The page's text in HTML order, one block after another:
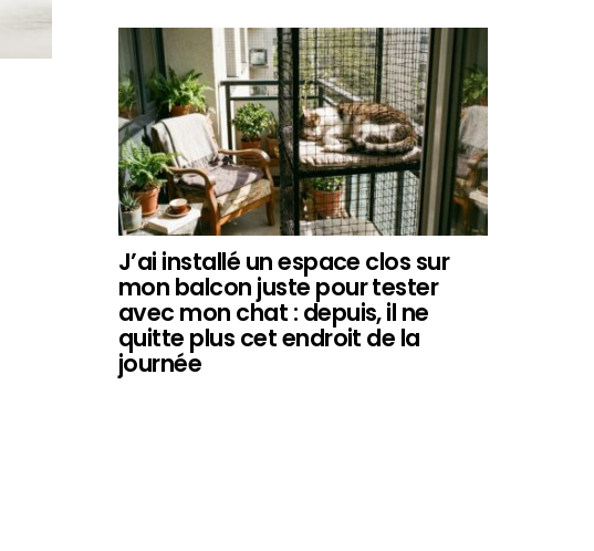
J’ai installé un espace clos sur
mon balcon juste pour tester
avec mon chat : depuis, il ne
quitte plus cet endroit de la
journée